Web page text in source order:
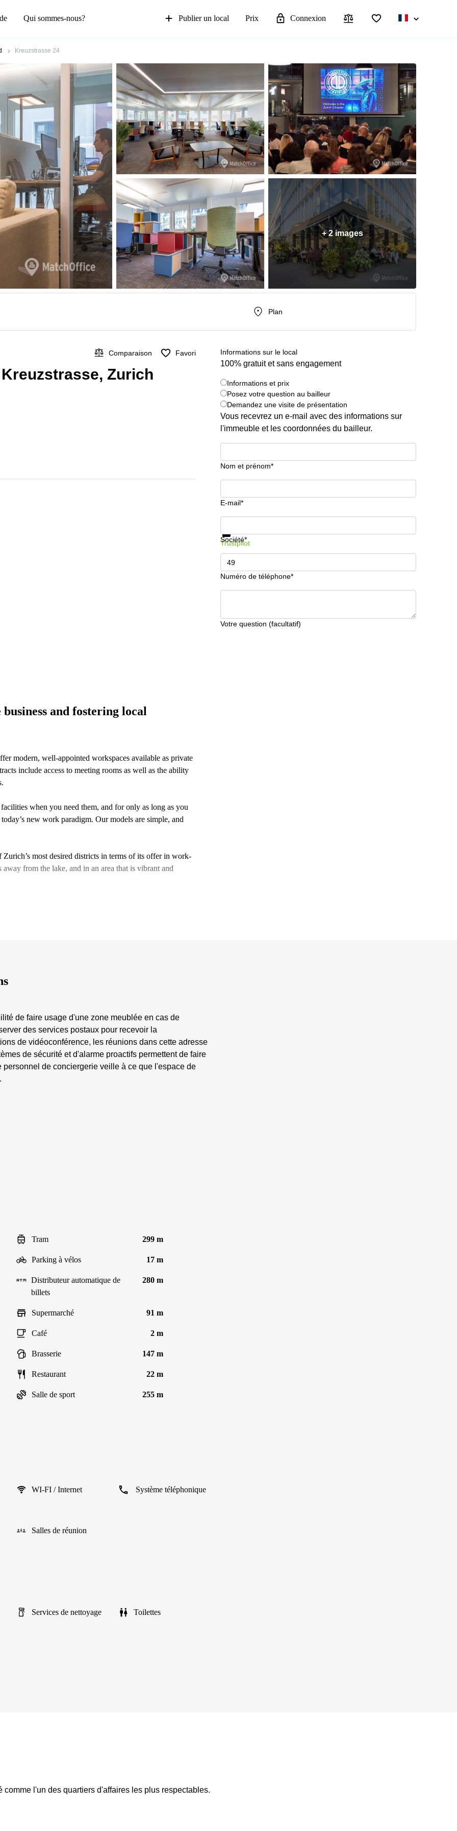
Qui sommes-nous? Publier un local Prix Connexion
Kreuzstrasse 24
+ 2 images
Plan
Comparaison Favori
Zurich
Informations sur le local
100% gratuit et sans engagement
Informations et prix
Posez votre question au bailleur
Demandez une visite de présentation
Vous recevrez un e-mail avec des informations sur
l'immeuble et les coordonnées du bailleur.
Nom et prénom*
E-mail*
Société*
Numéro de téléphone*
Votre question (facultatif)
Informations et prix
Trustpilot
and fostering local
modern, well-appointed workspaces available as private
include access to meeting rooms as well as the ability
when you need them, and for only as long as you
new work paradigm. Our models are simple, and
most desired districts in terms of its offer in work-
from the lake, and in an area that is vibrant and
de faire usage d'une zone meublée en cas de
des services postaux pour recevoir la
de vidéoconférence, les réunions dans cette adresse
de sécurité et d'alarme proactifs permettent de faire
de conciergerie veille à ce que l'espace de
Tram 299 m
Parking à vélos 17 m
Distributeur automatique de
billets
280 m
Supermarché 91 m
Café 2 m
Brasserie 147 m
Restaurant 22 m
Salle de sport 255 m
WI-FI / Internet Système téléphonique
Salles de réunion
Services de nettoyage Toilettes
l'un des quartiers d'affaires les plus respectables.